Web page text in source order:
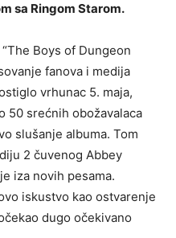
sa Ringom Starom.
Boys of Dungeon
fanova i medija
vrhunac 5. maja,
50 srećnih obožavalaca
slušanje albuma. Tom
2 čuvenog Abbey
iza novih pesama.
iskustvo kao ostvarenje
dugo očekivano